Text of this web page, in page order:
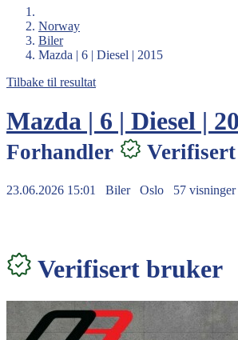
Norway
Biler
Mazda | 6 | Diesel | 2015
Tilbake til resultat
Mazda | 6 | Diesel |
Forhandler
23.06.2026 15:01 Biler Oslo 57 visninger
Verifisert bruker